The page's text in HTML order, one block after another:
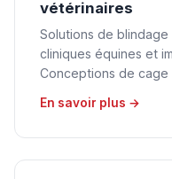
vétérinaires
Solutions de blindage
cliniques équines et
Conceptions de cage
En savoir plus →